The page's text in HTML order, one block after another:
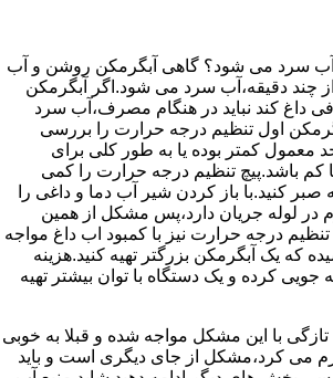
آب سرد می شود؟ گاهی آبگرمکن روشن و آب
چند دقیقه،آب سرد می شود.اگر آبگرمکن
داغ کند نباید در هنگام مصرف،آب سرد
اول تنظیم درجه حرارت را بررسی
معمول کمتر بوده یا به طور کلی برای
کم باشد.پیچ تنظیم درجه حرارت را کمی
کنید.با باز کردن شیر آب دما و داغی را
در لوله جریان دارد،پس مشکل از همین
درجه حرارت نیز با کمبود اب داغ مواجه
که یک آبگرمکن بزرگتر تهیه کنید.هزینه
کرده و یک دستگاه با توان بیشتر تهیه
با این مشکل مواجه شده و قبلا به خوبی
می کرد،مشکل از جای دیگری است و باید